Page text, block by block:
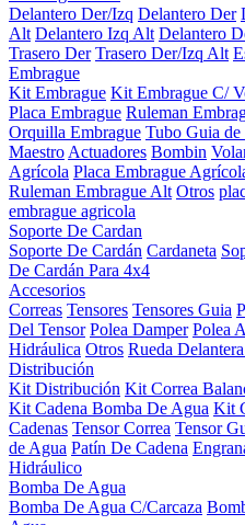
Delantero Der/Izq Delantero Der
Alt Delantero Izq Alt Delantero
Trasero Der Trasero Der/Izq Alt
Embrague
Kit Embrague Kit Embrague C/
Placa Embrague Ruleman
Orquilla Embrague Tubo Guia de
Maestro Actuadores Bombin
Agrícola Placa Embrague
Ruleman Embrague Alt Otros
embrague agricola
Soporte De Cardan
Soporte De Cardán Cardaneta
De Cardán Para 4x4
Accesorios
Correas Tensores Tensores Guia
Del Tensor Polea Damper Polea
Hidráulica Otros Rueda
Distribución
Kit Distribución Kit Correa
Kit Cadena Bomba De Agua Kit
Cadenas Tensor Correa Tensor
de Agua Patín De Cadena
Hidráulico
Bomba De Agua
Bomba De Agua C/Carcaza